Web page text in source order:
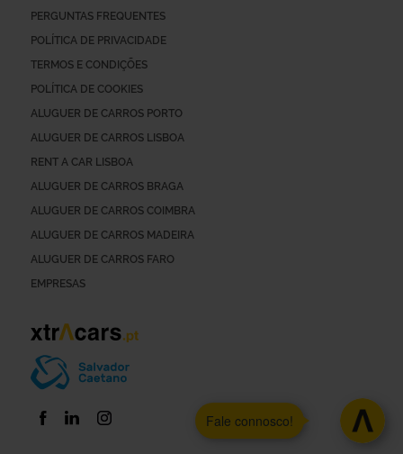
PERGUNTAS FREQUENTES
POLÍTICA DE PRIVACIDADE
TERMOS E CONDIÇÕES
POLÍTICA DE COOKIES
ALUGUER DE CARROS PORTO
ALUGUER DE CARROS LISBOA
RENT A CAR LISBOA
ALUGUER DE CARROS BRAGA
ALUGUER DE CARROS COIMBRA
ALUGUER DE CARROS MADEIRA
ALUGUER DE CARROS FARO
EMPRESAS
Fale connosco!